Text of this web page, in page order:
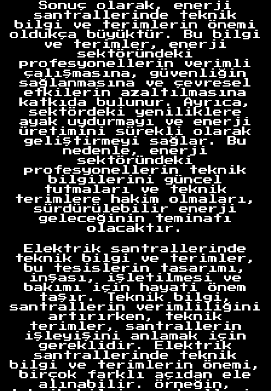
Sonuç olarak, enerji
santrallerinde teknik
bilgi ve terimlerin önemi
oldukça büyüktür. Bu bilgi
ve terimler, enerji
sektöründeki
profesyonellerin verimli
çalışmasına, güvenliğin
sağlanmasına ve çevresel
etkilerin azaltılmasına
katkıda bulunur. Ayrıca,
sektördeki yeniliklere
ayak uydurmayı ve enerji
üretimini sürekli olarak
geliştirmeyi sağlar. Bu
nedenle, enerji
sektöründeki
profesyonellerin teknik
bilgilerini güncel
tutmaları ve teknik
terimlere hakim olmaları,
sürdürülebilir enerji
geleceğinin teminatı
olacaktır.
Elektrik santrallerinde
teknik bilgi ve terimler,
bu tesislerin tasarımı,
inşası, işletilmesi ve
bakımı için hayati önem
taşır. Teknik bilgi,
santrallerin verimliliğini
artırırken, teknik
terimler, santrallerin
işleyişini anlamak için
gereklidir. Elektrik
santrallerinde teknik
bilgi ve terimlerin önemi,
birçok farklı açıdan ele
alınabilir. Örneğin,